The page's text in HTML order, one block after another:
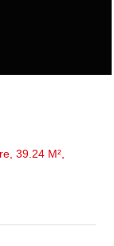
39.24 M²,